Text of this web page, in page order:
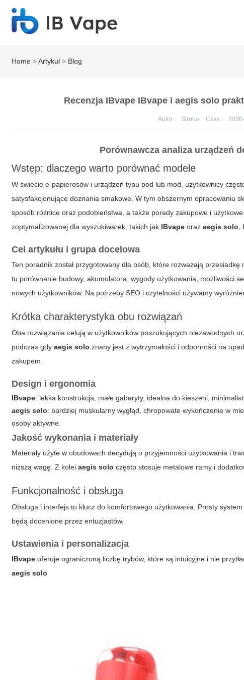
Home >Artykuł > Blog
Recenzja IBvape IBvape i aegis solo
Autor： Strona Czas：
Porównawcza analiza urządzeń
Wstęp: dlaczego warto porównać modele
W świecie e-papierosów i urządzeń typu pod lub mod, użytkownicy
satysfakcjonujące doznania smakowe. W tym obszernym opracowaniu
sposób różnice oraz podobieństwa, a także porady zakupowe i
zoptymalizowanej dla wyszukiwarek, takich jak IBvape orazaegis solo
Cel artykułu i grupa docelowa
Ten poradnik został przygotowany dla osób, które rozważają
tu porównanie budowy, akumulatora, wygody użytkowania, możliwości
nowych użytkowników. Na potrzeby SEO i czytelności używamy
Krótka charakterystyka obu rozwiązań
Oba rozwiązania celują w użytkowników poszukujących niezawodnych
podczas gdyaegis solo znany jest z wytrzymałości i odporności na
zakupem.
Design i ergonomia
IBvape: lekka konstrukcja, małe gabaryty, idealna do kieszeni,
aegis solo: bardziej muskularny wygląd, chropowate wykończenie w
osoby aktywne.
Jakość wykonania i materiały
Materiały użyte w obudowach decydują o przyjemności użytkowania i
niższą wagę. Z koleiaegis solo często stosuje metalowe ramy i
Funkcjonalność i obsługa
Obsługa i interfejs to klucz do komfortowego użytkowania. Prosty
będą docenione przez entuzjastów.
Ustawienia i personalizacja
IBvape oferuje ograniczoną liczbę trybów, które są intuicyjne i nie
aegis solo